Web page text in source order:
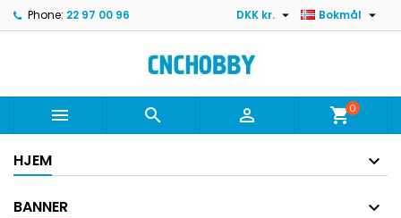
Phone: 22 97 00 96 Bokmål 
DKK kr. 
   shopping_cart0
HJEM
BANNER